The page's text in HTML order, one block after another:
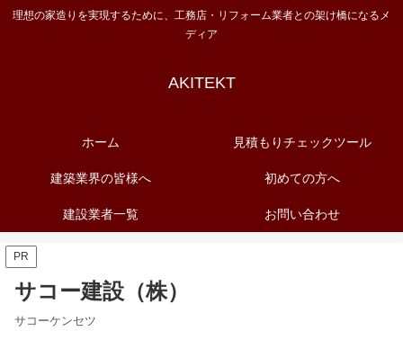
理想の家造りを実現するために、工務店・リフォーム業者との架け橋になるメ
ディア
AKITEKT
ホーム 見積もりチェックツール
建築業界の皆様へ 初めての方へ
建設業者一覧 お問い合わせ
PR
サコー建設（株）
サコーケンセツ